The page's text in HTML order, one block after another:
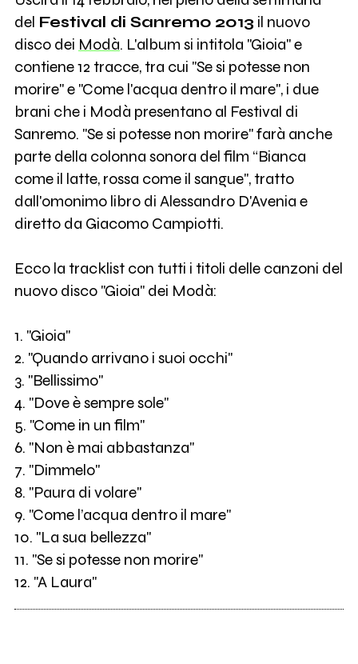
del Festival di Sanremo 2013 il nuovo
disco dei Modà. L'album si intitola "Gioia" e
contiene 12 tracce, tra cui "Se si potesse non
morire" e "Come l'acqua dentro il mare", i due
brani che i Modà presentano al Festival di
Sanremo. "Se si potesse non morire" farà anche
parte della colonna sonora del film “Bianca
come il latte, rossa come il sangue", tratto
dall'omonimo libro di Alessandro D'Avenia e
diretto da Giacomo Campiotti.
Ecco la tracklist con tutti i titoli delle canzoni del
nuovo disco "Gioia" dei Modà:
1. "Gioia"
2. "Quando arrivano i suoi occhi"
3. "Bellissimo"
4. "Dove è sempre sole"
5. "Come in un film"
6. "Non è mai abbastanza"
7. "Dimmelo"
8. "Paura di volare"
9. "Come l’acqua dentro il mare"
10. "La sua bellezza"
11. "Se si potesse non morire"
12. "A Laura"